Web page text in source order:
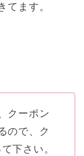
てます。
クーポン
ので、ク
下さい。